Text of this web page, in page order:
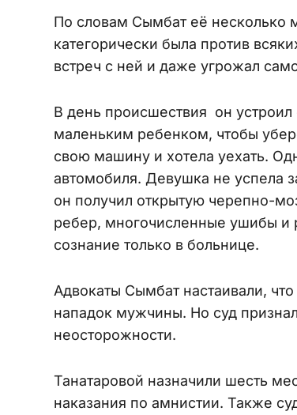
По словам Сымбат её несколько
категорически была против
встреч с ней и даже угрожал
В день происшествия он
маленьким ребенком, чтобы
свою машину и хотела уехать.
автомобиля. Девушка не успела
он получил открытую черепно-
ребер, многочисленные ушибы и
сознание только в больнице.
Адвокаты Сымбат настаивали,
нападок мужчины. Но суд
неосторожности.
Танатаровой назначили шесть
наказания по амнистии. Также